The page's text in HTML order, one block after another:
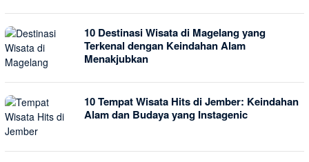
10 Destinasi Wisata di Magelang yang
Terkenal dengan Keindahan Alam
Menakjubkan
10 Tempat Wisata Hits di Jember: Keindahan
Alam dan Budaya yang Instagenic